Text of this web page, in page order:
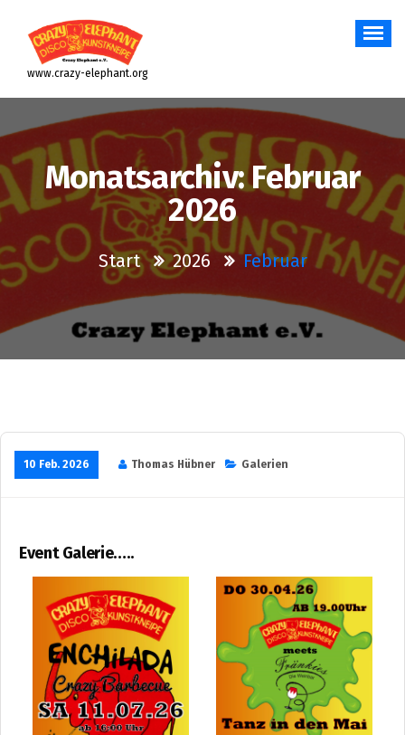
Inhalt
springen
www.crazy-elephant.org
Monatsarchiv: Februar
2026
Start 2026 Februar
10 Feb. 2026 Thomas Hübner Galerien
Event Galerie…..